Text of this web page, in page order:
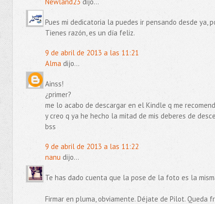
Pues mi dedicatoria la puedes ir pensando desde ya,
Tienes razón, es un día feliz.
9 de abril de 2013 a las 11:21
Almadijo...
Ainss!
¿primer?
me lo acabo de descargar en el Kindle q me
y creo q ya he hecho la mitad de mis deberes de
bss
9 de abril de 2013 a las 11:22
nanu dijo...
Te has dado cuenta que la pose de la foto es la
Firmar en pluma, obviamente. Déjate de Pilot. Queda